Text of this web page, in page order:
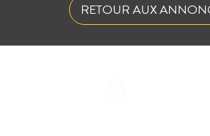
RETOUR AUX